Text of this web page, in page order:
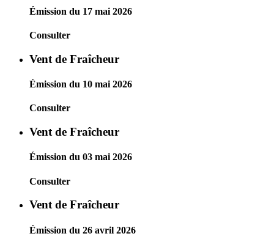
Émission du 17 mai 2026
Consulter
Vent de Fraîcheur
Émission du 10 mai 2026
Consulter
Vent de Fraîcheur
Émission du 03 mai 2026
Consulter
Vent de Fraîcheur
Émission du 26 avril 2026